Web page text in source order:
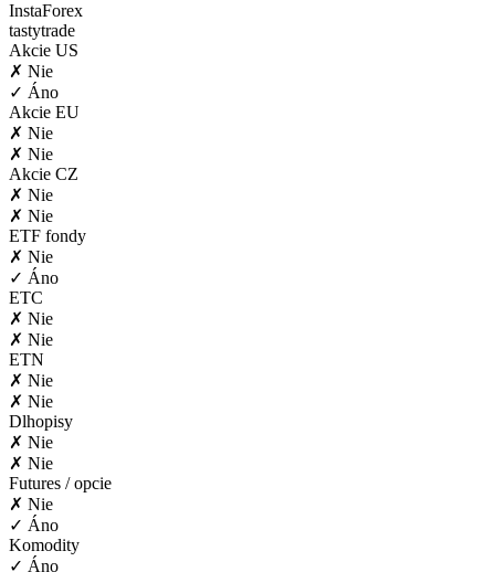
InstaForex
tastytrade
Akcie US
✗ Nie
✓ Áno
Akcie EU
✗ Nie
✗ Nie
Akcie CZ
✗ Nie
✗ Nie
ETF fondy
✗ Nie
✓ Áno
ETC
✗ Nie
✗ Nie
ETN
✗ Nie
✗ Nie
Dlhopisy
✗ Nie
✗ Nie
Futures / opcie
✗ Nie
✓ Áno
Komodity
✓ Áno